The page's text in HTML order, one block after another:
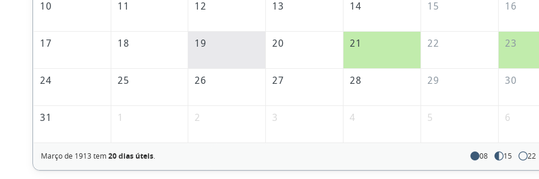
10 11 12 13 14 15 16
17 18 19 20 21 22 23
24 25 26 27 28 29 30
31 1 2 3 4 5 6
Março de 1913 tem20 dias úteis. 08 15 22